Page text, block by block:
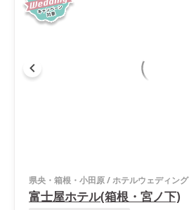
県央・箱根・小田原/ホテルウェディング
富士屋ホテル(箱根・宮ノ下)